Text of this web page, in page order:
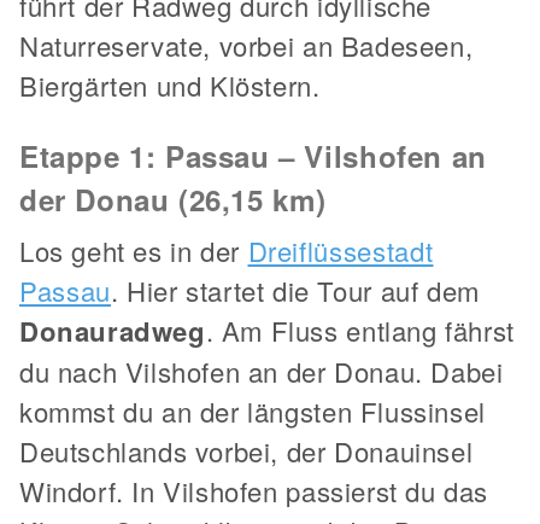
Naturreservate, vorbei an Badeseen,
Biergärten und Klöstern.
Etappe 1: Passau – Vilshofen an
der Donau (26,15 km)
Los geht es in der Dreiflüssestadt
Passau. Hier startet die Tour auf dem
Donauradweg. Am Fluss entlang fährst
du nach Vilshofen an der Donau. Dabei
kommst du an der längsten Flussinsel
Deutschlands vorbei, der Donauinsel
Windorf. In Vilshofen passierst du das